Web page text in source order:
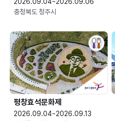
충청북도 청주시
평창효석문화제
2026.09.04~2026.09.13